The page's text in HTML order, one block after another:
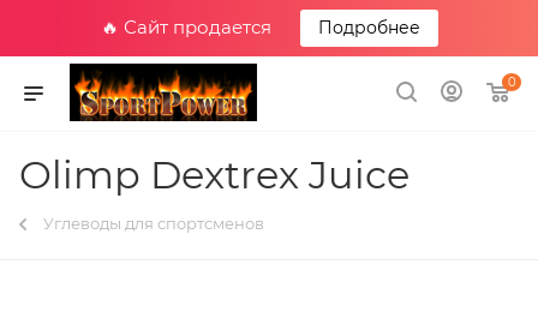
🔥 Сайт продается Подробнее
0
Olimp Dextrex Juice
Углеводы для спортсменов